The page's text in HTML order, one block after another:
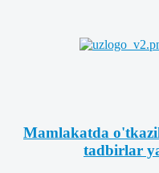
Mamlakatda
tadbirlar